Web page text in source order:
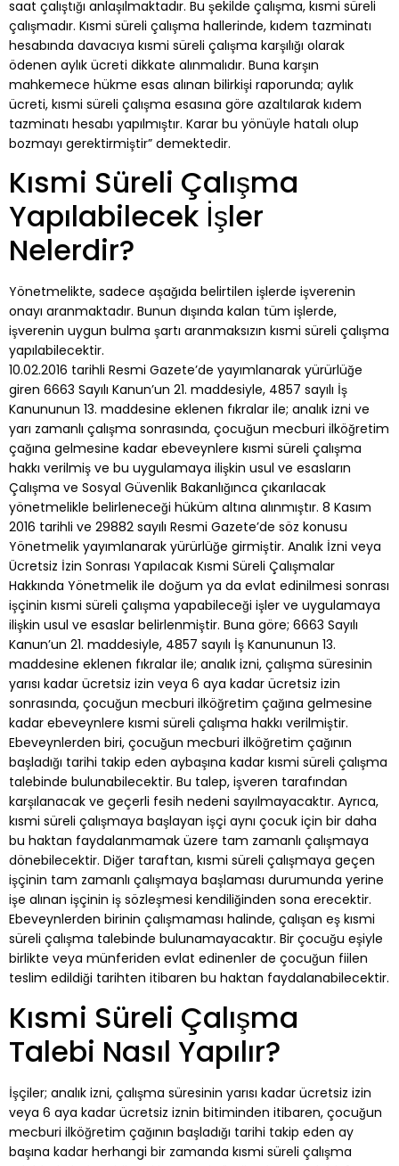
saat çalıştığı anlaşılmaktadır. Bu şekilde çalışma, kısmi süreli
çalışmadır. Kısmi süreli çalışma hallerinde, kıdem tazminatı
hesabında davacıya kısmi süreli çalışma karşılığı olarak
ödenen aylık ücreti dikkate alınmalıdır. Buna karşın
mahkemece hükme esas alınan bilirkişi raporunda; aylık
ücreti, kısmi süreli çalışma esasına göre azaltılarak kıdem
tazminatı hesabı yapılmıştır. Karar bu yönüyle hatalı olup
bozmayı gerektirmiştir” demektedir.
Kısmi Süreli Çalışma
Yapılabilecek İşler
Nelerdir?
Yönetmelikte, sadece aşağıda belirtilen işlerde işverenin
onayı aranmaktadır. Bunun dışında kalan tüm işlerde,
işverenin uygun bulma şartı aranmaksızın kısmi süreli çalışma
yapılabilecektir.
10.02.2016 tarihli Resmi Gazete’de yayımlanarak yürürlüğe
giren 6663 Sayılı Kanun’un 21. maddesiyle, 4857 sayılı İş
Kanununun 13. maddesine eklenen fıkralar ile; analık izni ve
yarı zamanlı çalışma sonrasında, çocuğun mecburi ilköğretim
çağına gelmesine kadar ebeveynlere kısmi süreli çalışma
hakkı verilmiş ve bu uygulamaya ilişkin usul ve esasların
Çalışma ve Sosyal Güvenlik Bakanlığınca çıkarılacak
yönetmelikle belirleneceği hüküm altına alınmıştır. 8 Kasım
2016 tarihli ve 29882 sayılı Resmi Gazete’de söz konusu
Yönetmelik yayımlanarak yürürlüğe girmiştir. Analık İzni veya
Ücretsiz İzin Sonrası Yapılacak Kısmi Süreli Çalışmalar
Hakkında Yönetmelik ile doğum ya da evlat edinilmesi sonrası
işçinin kısmi süreli çalışma yapabileceği işler ve uygulamaya
ilişkin usul ve esaslar belirlenmiştir. Buna göre; 6663 Sayılı
Kanun’un 21. maddesiyle, 4857 sayılı İş Kanununun 13.
maddesine eklenen fıkralar ile; analık izni, çalışma süresinin
yarısı kadar ücretsiz izin veya 6 aya kadar ücretsiz izin
sonrasında, çocuğun mecburi ilköğretim çağına gelmesine
kadar ebeveynlere kısmi süreli çalışma hakkı verilmiştir.
Ebeveynlerden biri, çocuğun mecburi ilköğretim çağının
başladığı tarihi takip eden aybaşına kadar kısmi süreli çalışma
talebinde bulunabilecektir. Bu talep, işveren tarafından
karşılanacak ve geçerli fesih nedeni sayılmayacaktır. Ayrıca,
kısmi süreli çalışmaya başlayan işçi aynı çocuk için bir daha
bu haktan faydalanmamak üzere tam zamanlı çalışmaya
dönebilecektir. Diğer taraftan, kısmi süreli çalışmaya geçen
işçinin tam zamanlı çalışmaya başlaması durumunda yerine
işe alınan işçinin iş sözleşmesi kendiliğinden sona erecektir.
Ebeveynlerden birinin çalışmaması halinde, çalışan eş kısmi
süreli çalışma talebinde bulunamayacaktır. Bir çocuğu eşiyle
birlikte veya münferiden evlat edinenler de çocuğun fiilen
teslim edildiği tarihten itibaren bu haktan faydalanabilecektir.
Kısmi Süreli Çalışma
Talebi Nasıl Yapılır?
İşçiler; analık izni, çalışma süresinin yarısı kadar ücretsiz izin
veya 6 aya kadar ücretsiz iznin bitiminden itibaren, çocuğun
mecburi ilköğretim çağının başladığı tarihi takip eden ay
başına kadar herhangi bir zamanda kısmi süreli çalışma